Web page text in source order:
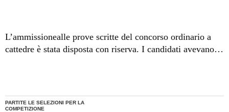
L’ammissionealle prove scritte del concorso ordinario a
cattedre è stata disposta con riserva. I candidati avevano
PARTITE LE SELEZIONI PER LA
COMPETIZIONE